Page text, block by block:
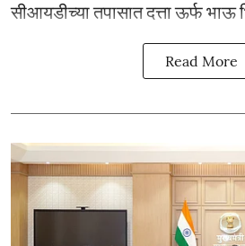
सीआयडीच्या तपासात दत्ता ऊर्फ भाऊ
Read More